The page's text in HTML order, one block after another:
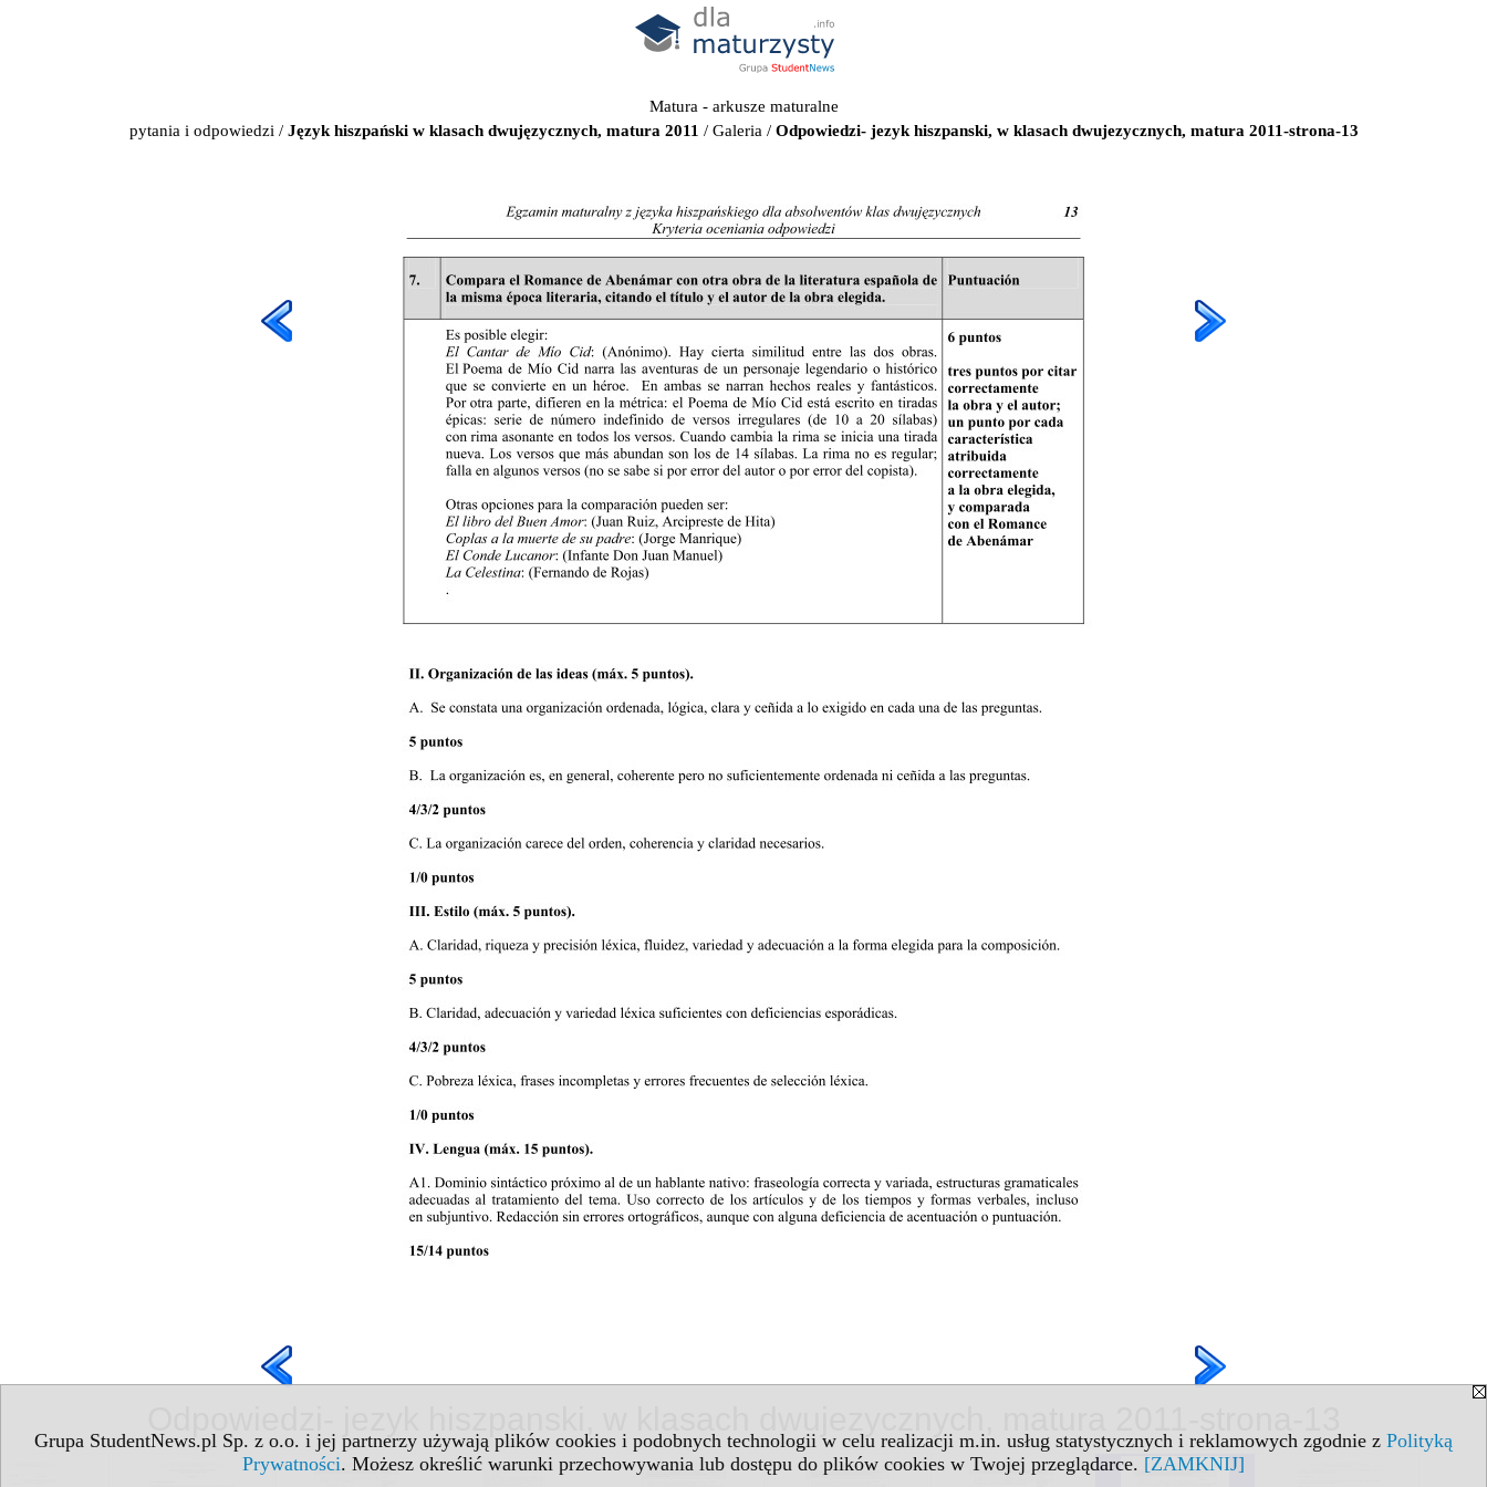
Grupa StudentNews.pl Sp. z o.o. i jej partnerzy używają plików cookies i podobnych technologii w celu realizacji m.in. usług statystycznych i reklamowych zgodnie z Polityką
Prywatności. Możesz określić warunki przechowywania lub dostępu do plików cookies w Twojej przeglądarce. [ZAMKNIJ]
Matura - arkusze maturalne
pytania i odpowiedzi / Język hiszpański w klasach dwujęzycznych, matura 2011 / Galeria / Odpowiedzi- jezyk hiszpanski, w klasach dwujezycznych, matura 2011-strona-13